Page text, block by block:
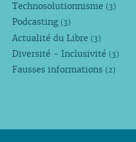
Technosolutionnisme (3)
Podcasting (3)
Actualité du Libre (3)
Diversité - Inclusivité (3)
Fausses informations (2)